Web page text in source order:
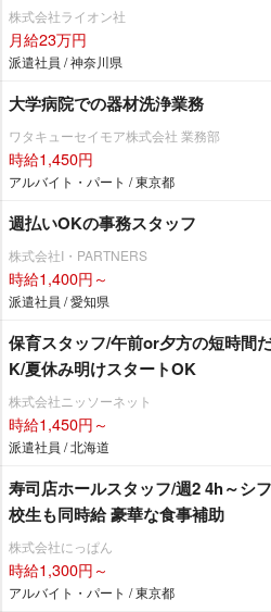
株式会社ライオン社
月給23万円
派遣社員 / 神奈川県
大学病院での器材洗浄業務
ワタキューセイモア株式会社 業務部
時給1,450円
アルバイト・パート / 東京都
週払いOKの事務スタッフ
株式会社I・PARTNERS
時給1,400円～
派遣社員 / 愛知県
保育スタッフ/午前or夕方の短時間
K/夏休み明けスタートOK
株式会社ニッソーネット
時給1,450円～
派遣社員 / 北海道
寿司店ホールスタッフ/週2 4h～シ
校生も同時給 豪華な食事補助
株式会社にっぱん
時給1,300円～
アルバイト・パート / 東京都